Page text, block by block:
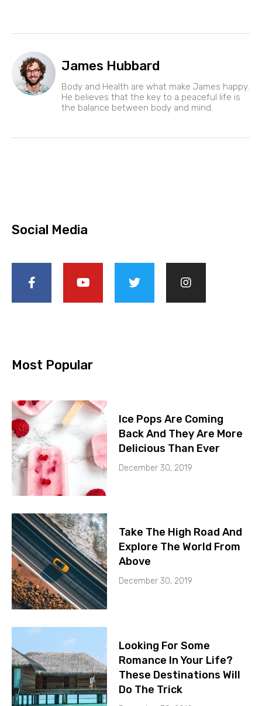
James Hubbard
Body and Health are what make James happy.
He believes that the key to a peaceful life is
the balance between body and mind.
Social Media
Most Popular
Ice Pops Are Coming
Back And They Are More
Delicious Than Ever
December 30, 2019
Take The High Road And
Explore The World From
Above
December 30, 2019
Looking For Some
Romance In Your Life?
These Destinations Will
Do The Trick